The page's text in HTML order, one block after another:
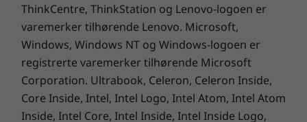
Vi er der for deg
Med ThinkShield, vår innebygde pakke med
ThinkCentre, ThinkStation og Lenovo-logoen er
varemerker tilhørende Lenovo. Microsoft,
Windows, Windows NT og Windows-logoen er
registrerte varemerker tilhørende Microsoft
Corporation. Ultrabook, Celeron, Celeron Inside,
Core Inside, Intel, Intel Logo, Intel Atom, Intel Atom
Inside, Intel Core, Intel Inside, Intel Inside Logo,